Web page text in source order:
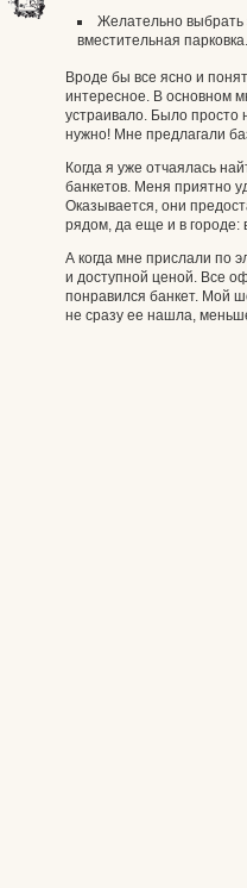
Желательно выбрать
вместительная парковка.
Вроде бы все ясно и
интересное. В основном
устраивало. Было просто
нужно! Мне предлагали
Когда я уже отчаялась
банкетов. Меня приятно
Оказывается, они
рядом, да еще и в городе:
А когда мне прислали по
и доступной ценой. Все
понравился банкет. Мой
не сразу ее нашла,